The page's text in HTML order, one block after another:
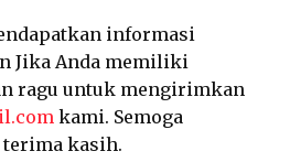
informasi
Jika Anda memiliki
ragu untuk mengirimkan
kami. Semoga
terima kasih.